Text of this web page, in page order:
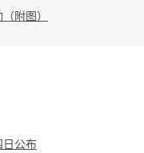
附图）
公布